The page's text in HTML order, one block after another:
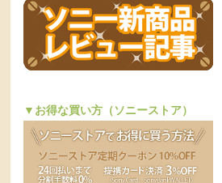
▼お得な買い方（ソニーストア）